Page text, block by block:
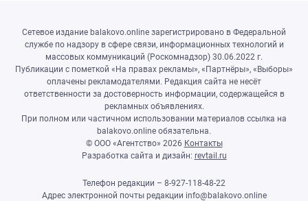
Сетевое издание balakovo.online зарегистрировано в Федеральной
службе по надзору в сфере связи, информационных технологий и
массовых коммуникаций (Роскомнадзор) 30.06.2022 г.
Публикации с пометкой «На правах рекламы», «Партнёры», «Выборы»
оплачены рекламодателями. Редакция сайта не несёт
ответственности за достоверность информации, содержащейся в
рекламных объявлениях.
При полном или частичном использовании материалов ссылка на
balakovo.online обязательна.
© ООО «Агентство» 2026 Контакты
Разработка сайта и дизайн: revtail.ru
Телефон редакции – 8-927-118-48-22
Адрес электронной почты редакции info@balakovo.online